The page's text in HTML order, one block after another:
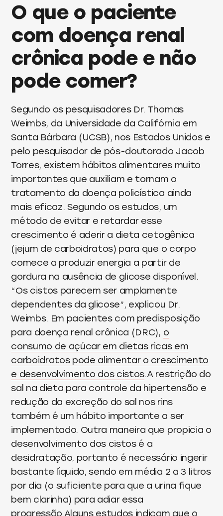
O que o paciente
com doença renal
crônica pode e não
pode comer?
Segundo os pesquisadores Dr. Thomas
Weimbs, da Universidade da Califórnia em
Santa Bárbara (UCSB), nos Estados Unidos e
pelo pesquisador de pós-doutorado Jacob
Torres, existem hábitos alimentares muito
importantes que auxiliam e tornam o
tratamento da doença policística ainda
mais eficaz. Segundo os estudos, um
método de evitar e retardar esse
crescimento é aderir a dieta cetogênica
(jejum de carboidratos) para que o corpo
comece a produzir energia a partir de
gordura na ausência de glicose disponível.
“Os cistos parecem ser amplamente
dependentes da glicose”, explicou Dr.
Weimbs. Em pacientes com predisposição
para doença renal crônica (DRC), o
consumo de açúcar em dietas ricas em
carboidratos pode alimentar o crescimento
e desenvolvimento dos cistos.A restrição do
sal na dieta para controle da hipertensão e
redução da excreção do sal nos rins
também é um hábito importante a ser
implementado. Outra maneira que propicia o
desenvolvimento dos cistos é a
desidratação, portanto é necessário ingerir
bastante líquido, sendo em média 2 a 3 litros
por dia (o suficiente para que a urina fique
bem clarinha) para adiar essa
progressão.Alguns estudos indicam que o